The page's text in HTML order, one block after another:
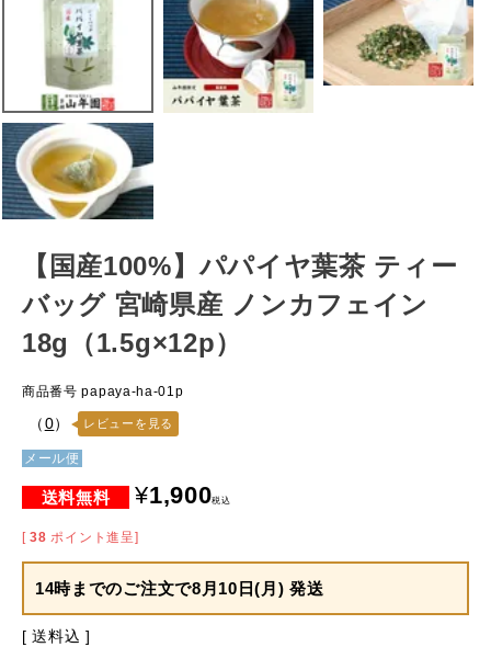
【国産100%】パパイヤ葉茶 ティー
バッグ 宮崎県産 ノンカフェイン
18g（1.5g×12p）
商品番号 papaya-ha-01p
（0） レビューを見る
メール便
¥1,900税込
[ 38 ポイント進呈]
14時までのご注文で8月10日(月) 発送
送料込